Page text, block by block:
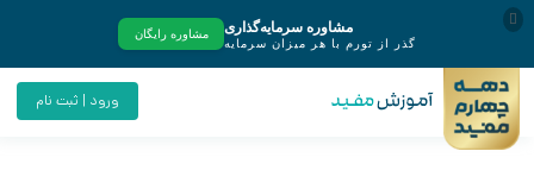
ورود | ثبت نام